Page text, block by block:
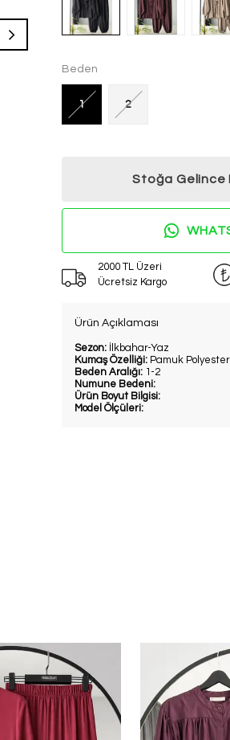
Beden
1 2
Stoğa Gelince
2000 TL Üzeri
Ücretsiz Kargo
Ürün Açıklaması
Sezon: İlkbahar-Yaz
Kumaş Özelliği: Pamuk Polyester
Beden Aralığı: 1-2
Numune Bedeni:
Ürün Boyut Bilgisi:
Model Ölçüleri: